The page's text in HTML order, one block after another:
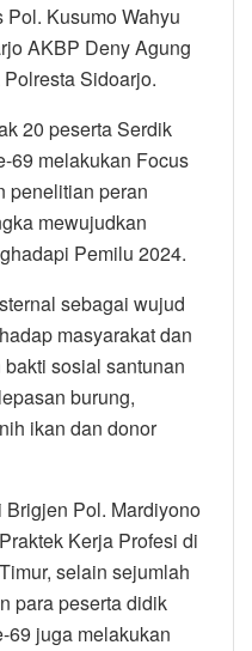
Kusumo Wahyu
AKBP Deny Agung
Sidoarjo.
20 peserta Serdik
69 melakukan Focus
penelitian peran
mewujudkan
Pemilu 2024.
sebagai wujud
masyarakat dan
sosial santunan
burung,
ikan dan donor
Pol. Mardiyono
Kerja Profesi di
selain sejumlah
para peserta didik
69 juga melakukan